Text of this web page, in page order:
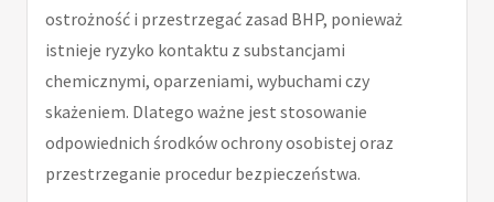
ostrożność i przestrzegać zasad BHP, ponieważ
istnieje ryzyko kontaktu z substancjami
chemicznymi, oparzeniami, wybuchami czy
skażeniem. Dlatego ważne jest stosowanie
odpowiednich środków ochrony osobistej oraz
przestrzeganie procedur bezpieczeństwa.